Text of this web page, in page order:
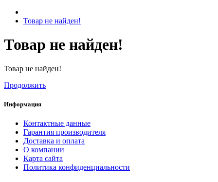
Товар не найден!
Товар не найден!
Товар не найден!
Продолжить
Информация
Контактные данные
Гарантия производителя
Доставка и оплата
О компании
Карта сайта
Политика конфиденциальности